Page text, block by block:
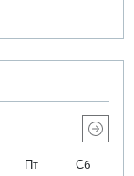
Пт Сб